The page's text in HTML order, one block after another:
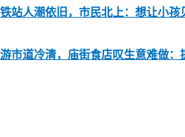
站人潮依旧，市民北上：想让小孩
市道冷清，庙街食店叹生意难做：